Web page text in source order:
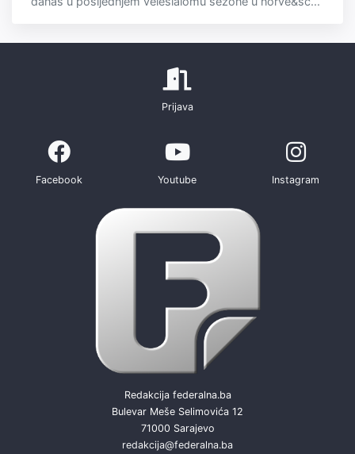
Prijava
Facebook Youtube Instagram
Redakcija federalna.ba
Bulevar Meše Selimovića 12
71000 Sarajevo
redakcija@federalna.ba